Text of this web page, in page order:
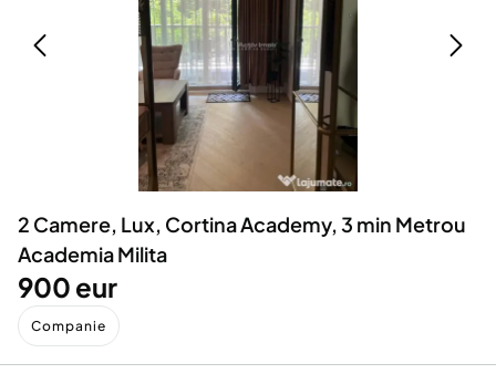
Servicii
Animale de companie
Afaceri și echipamente profesionale
Inchiriere Bunuri si Vehicule
Utilaje agricole si industriale
Piese auto si accesorii
2 Camere, Lux, Cortina Academy, 3 min Metrou
Academia Milita
900 eur
Companie